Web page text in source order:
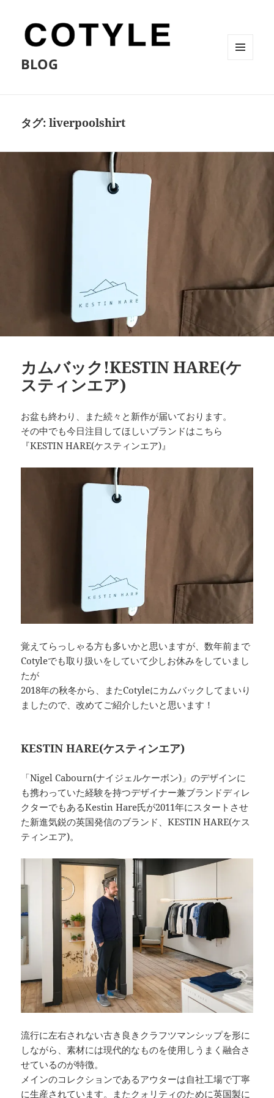
BLOG
タグ:liverpoolshirt
カムバック!KESTIN HARE(ケ
スティンエア)
お盆も終わり、また続々と新作が届いております。
その中でも今日注目してほしいブランドはこちら
『KESTIN HARE(ケスティンエア)』
覚えてらっしゃる方も多いかと思いますが、数年前まで
Cotyleでも取り扱いをしていて少しお休みをしていまし
たが
2018年の秋冬から、またCotyleにカムバックしてまいり
ましたので、改めてご紹介したいと思います！
KESTIN HARE(ケスティンエア)
「Nigel Cabourn(ナイジェルケーボン)」のデザインに
も携わっていた経験を持つデザイナー兼ブランドディレ
クターでもあるKestin Hare氏が2011年にスタートさせ
た新進気鋭の英国発信のブランド、KESTIN HARE(ケス
ティンエア)。
流行に左右されない古き良きクラフツマンシップを形に
しながら、素材には現代的なものを使用しうまく融合さ
せているのが特徴。
メインのコレクションであるアウターは自社工場で丁寧
に生産されています。またクォリティのために英国製に